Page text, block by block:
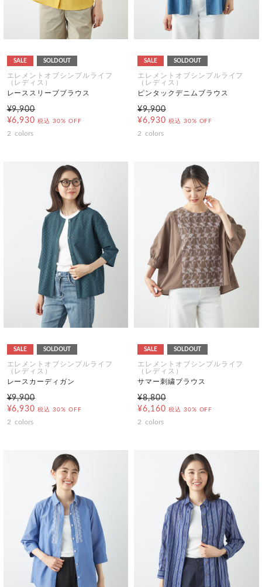
SALE SOLDOUT
エレメントオブシンプルライフ
（レディス）
レーススリーブブラウス
¥9,900
¥6,930 税込 30% OFF
2 colors
SALE SOLDOUT
エレメントオブシンプルライフ
（レディス）
ピンタックデニムブラウス
¥9,900
¥6,930 税込 30% OFF
2 colors
SALE SOLDOUT
エレメントオブシンプルライフ
（レディス）
レースカーディガン
¥9,900
¥6,930 税込 30% OFF
2 colors
SALE SOLDOUT
エレメントオブシンプルライフ
（レディス）
サマー刺繍ブラウス
¥8,800
¥6,160 税込 30% OFF
2 colors